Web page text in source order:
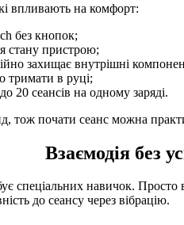
впливають на комфорт:
без кнопок;
стану пристрою;
захищає внутрішні
тримати в руці;
20 сеансів на одному заряді.
тож почати сеанс можна
Взаємодія без
спеціальних навичок. Просто
до сеансу через вібрацію.